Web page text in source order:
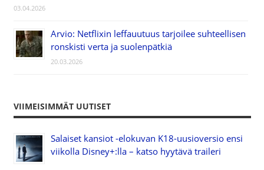
03.04.2026
Arvio: Netflixin leffauutuus tarjoilee suhteellisen
ronskisti verta ja suolenpätkiä
20.03.2026
VIIMEISIMMÄT UUTISET
Salaiset kansiot -elokuvan K18-uusioversio ensi
viikolla Disney+:lla – katso hyytävä traileri